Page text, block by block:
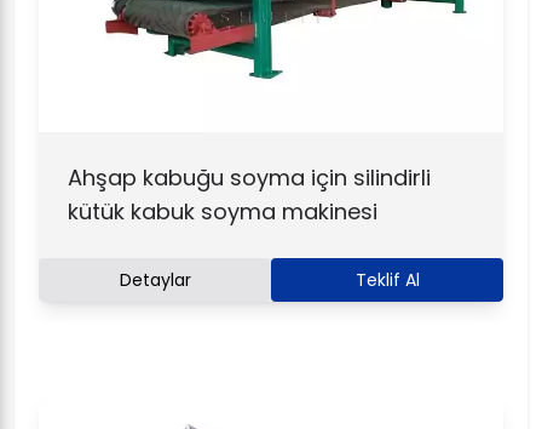
Ahşap kabuğu soyma için silindirli
kütük kabuk soyma makinesi
Detaylar Teklif Al